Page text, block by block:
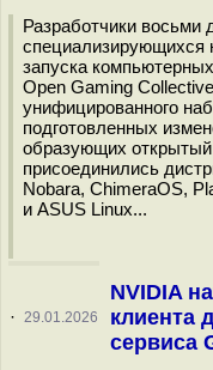
Разработчики восьми
специализирующихся
запуска
Open Gaming
унифицированного
подготовленных
образующих открытый
присоединились
Nobara, ChimeraOS,
и ASUS Linux...
· 29.01.2026
NVIDIA
клиента
сервиса